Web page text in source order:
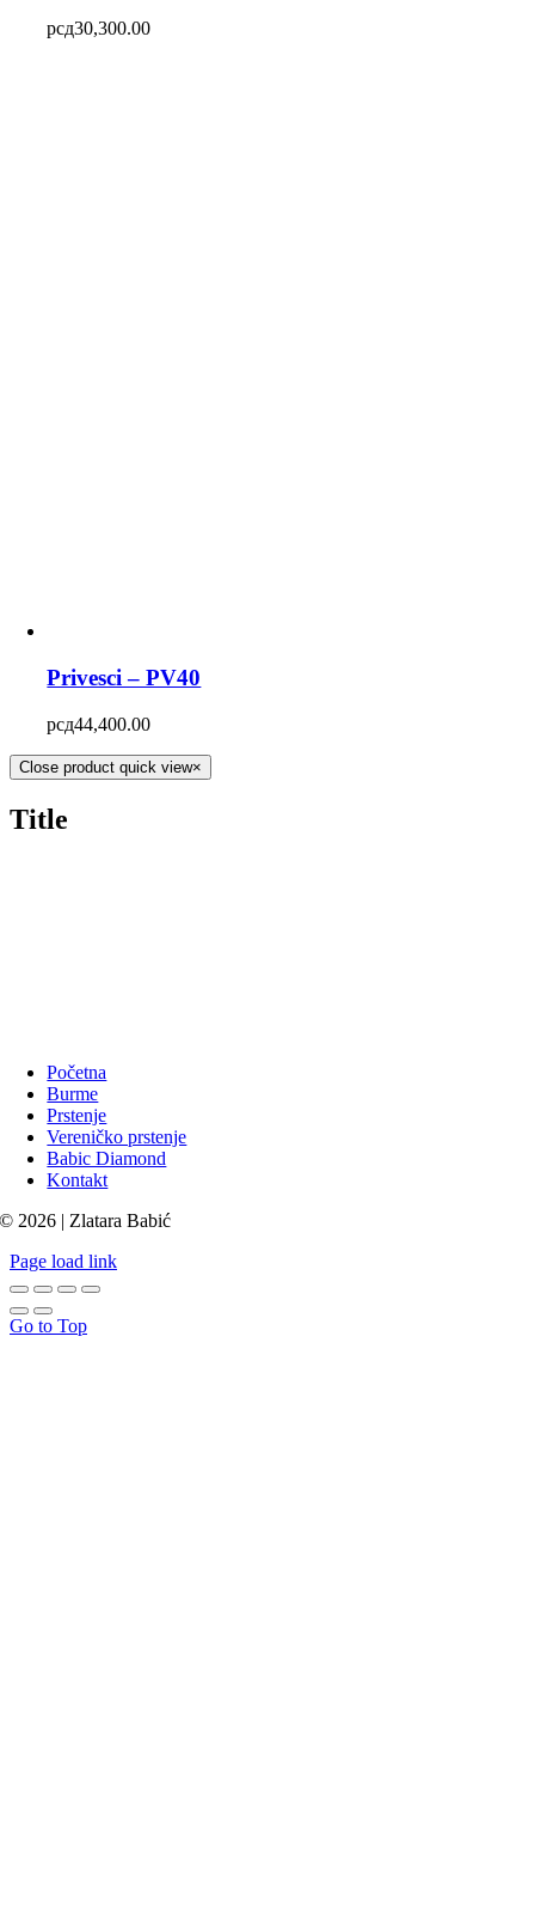
рсд30,300.00
Privesci – PV40
рсд44,400.00
Close product quick view×
Title
Početna
Burme
Prstenje
Vereničko prstenje
Babic Diamond
Kontakt
© 2026 | Zlatara Babić
Page load link
Go to Top